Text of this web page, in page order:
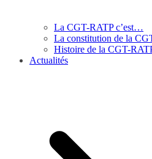
La CGT-RATP c’est…
La constitution de la
Histoire de la CGT-
Actualités